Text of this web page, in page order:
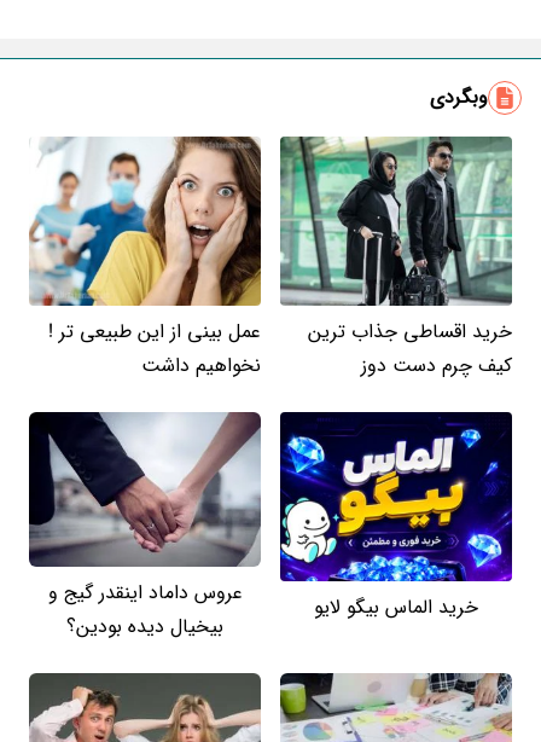
وبگردی
خرید اقساطی جذاب ترین
کیف چرم دست دوز
عمل بینی از این طبیعی تر !
نخواهیم داشت
خرید الماس بیگو لایو
عروس داماد اینقدر گیج و
بیخیال دیده بودین؟